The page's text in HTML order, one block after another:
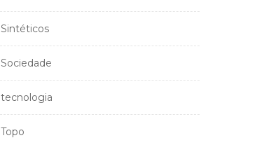
Sintéticos
Sociedade
tecnologia
Topo